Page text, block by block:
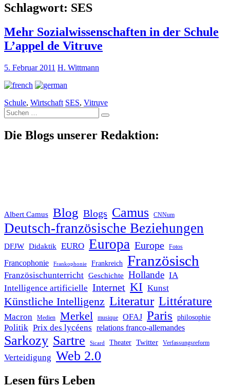
Schlagwort: SES
Mehr Sozialwissenschaften in der Schule
L’appel de Vitruve
5. Februar 2011 H. Wittmann
Schule, Wirtschaft SES, Vitruve
Suche
nach:
Die Blogs unserer Redaktion:
Albert Camus Blog Blogs Camus CNNum
Deutsch-französische Beziehungen
DFJW Didaktik EURO Europa Europe Fotos
Francophonie Frankophonie Frankreich Französisch
Französischunterricht Geschichte Hollande IA
Intelligence artificielle Internet KI Kunst
Künstliche Intelligenz Literatur Littérature
Macron Medien Merkel musique OFAJ Paris philosophie
Politik Prix des lycéens relations franco-allemandes
Sarkozy Sartre Sicard Theater Twitter Verfassungsreform
Verteidigung Web 2.0
Lesen fürs Leben